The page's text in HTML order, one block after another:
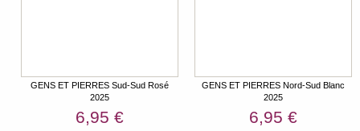
GENS ET PIERRES Sud-Sud Rosé
2025
6,95 €
GENS ET PIERRES Nord-Sud Blanc
2025
6,95 €